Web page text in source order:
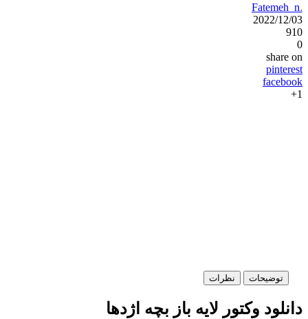
Fatemeh_m
2022/12/03
910
0
share on
pinterest
facebook
1+
توضیحات نظرات
دانلود وکتور لایه باز بچه اژدها